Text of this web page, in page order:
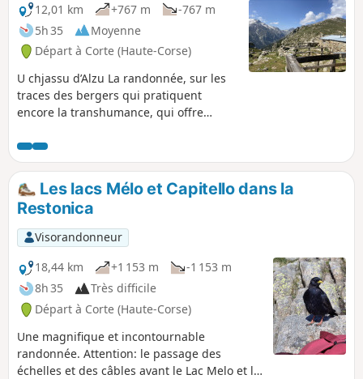
12,01 km
+767 m
-767 m
5h 35
Moyenne
Départ à Corte (Haute-Corse)
U chjassu d’Alzu La randonnée, sur les
traces des bergers qui pratiquent
encore la transhumance, qui offre
panorama sur les montagnes du cœur
de la corse et l’opportunité de
rencontrer des bergers en période
estivale.Les lacs Mélo et Capitello dans la
Restonica
Visorandonneur
18,44 km
+1 153 m
-1 153 m
8h 35
Très difficile
Départ à Corte (Haute-Corse)
Une magnifique et incontournable
randonnée. Attention: le passage des
échelles et des câbles avant le Lac Melo et la